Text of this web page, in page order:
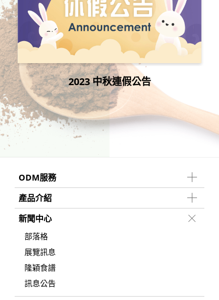
2023 中秋連假公告
ODM服務
產品介紹
新聞中心
部落格
展覽訊息
隆穎食譜
訊息公告